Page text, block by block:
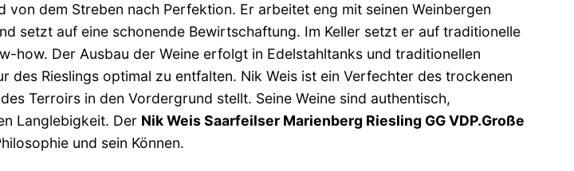
dem Streben nach Perfektion. Er arbeitet eng mit seinen Weinbergen
setzt auf eine schonende Bewirtschaftung. Im Keller setzt er auf traditionelle
how. Der Ausbau der Weine erfolgt in Edelstahltanks und traditionellen
des Rieslings optimal zu entfalten. Nik Weis ist ein Verfechter des trockenen
Terroirs in den Vordergrund stellt. Seine Weine sind authentisch,
Langlebigkeit. Der Nik Weis Saarfeilser Marienberg Riesling GG VDP.Große
und sein Können.